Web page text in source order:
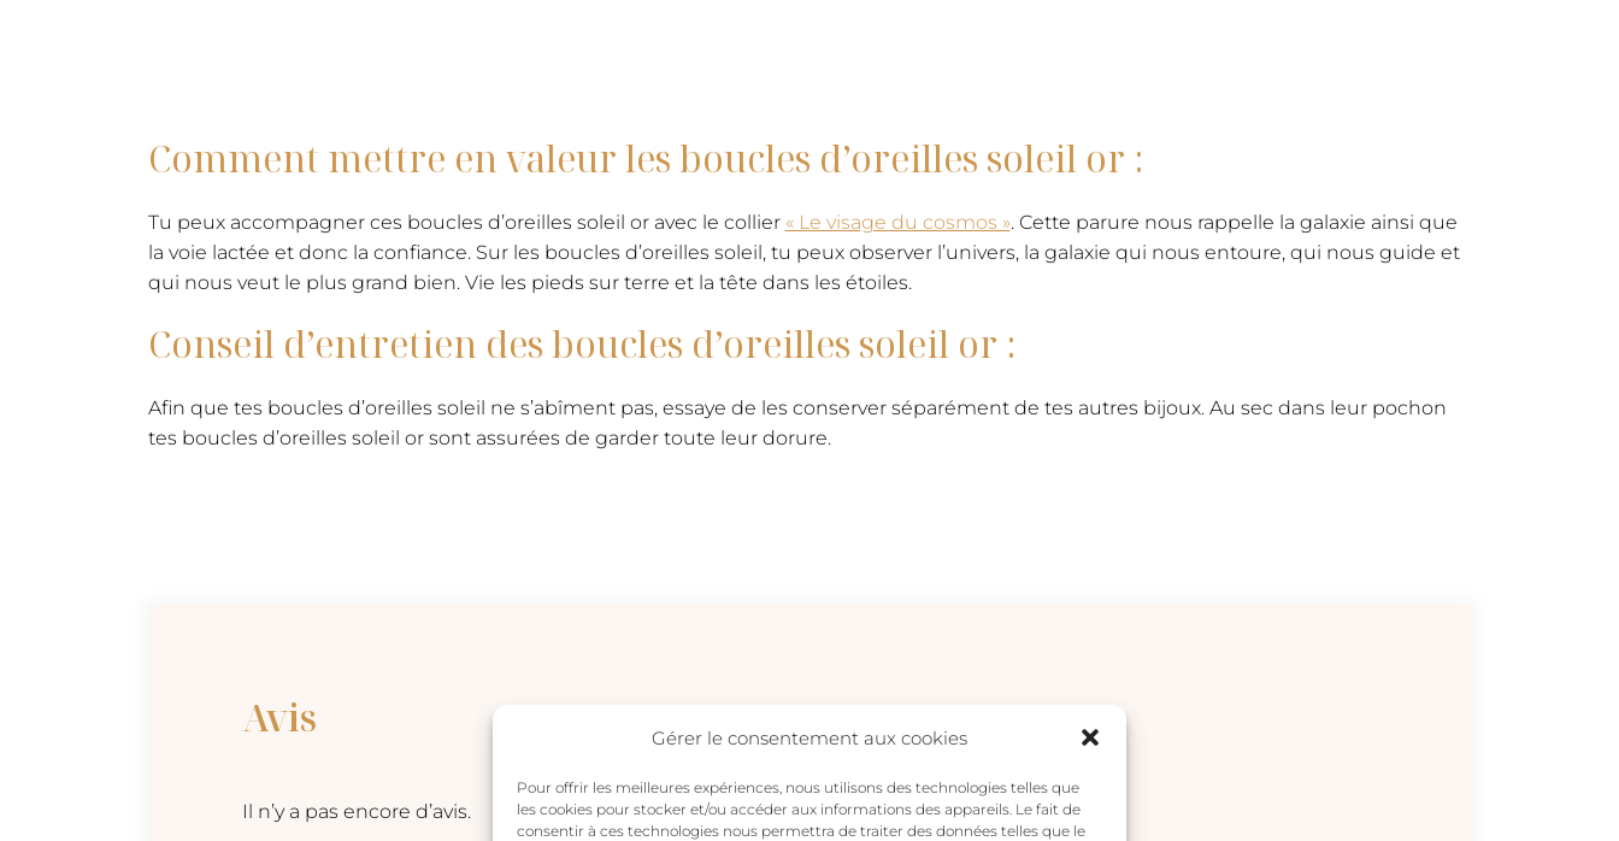
Gérer le consentement aux cookies
Pour offrir les meilleures expériences, nous utilisons des technologies telles que
les cookies pour stocker et/ou accéder aux informations des appareils. Le fait de
consentir à ces technologies nous permettra de traiter des données telles que le
Comment mettre en valeur les boucles d’oreilles soleil or :
Tu peux accompagner ces boucles d’oreilles soleil or avec le collier « Le visage du cosmos ». Cette parure nous rappelle la galaxie ainsi que
la voie lactée et donc la confiance. Sur les boucles d’oreilles soleil, tu peux observer l’univers, la galaxie qui nous entoure, qui nous guide et
qui nous veut le plus grand bien. Vie les pieds sur terre et la tête dans les étoiles.
Conseil d’entretien des boucles d’oreilles soleil or :
Afin que tes boucles d’oreilles soleil ne s’abîment pas, essaye de les conserver séparément de tes autres bijoux. Au sec dans leur pochon
tes boucles d’oreilles soleil or sont assurées de garder toute leur dorure.
Avis
Il n’y a pas encore d’avis.